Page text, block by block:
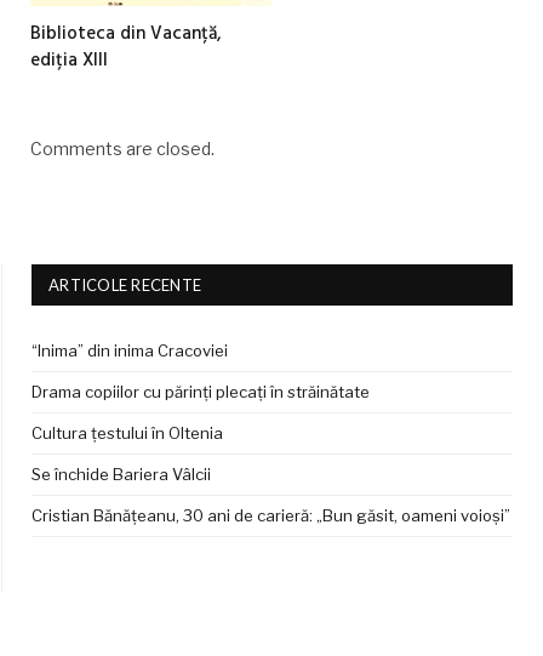
Biblioteca din Vacanță,
ediția XIII
Comments are closed.
ARTICOLE RECENTE
“Inima” din inima Cracoviei
Drama copiilor cu părinți plecați în străinătate
Cultura țestului în Oltenia
Se închide Bariera Vâlcii
Cristian Bănățeanu, 30 ani de carieră: „Bun găsit, oameni voioși”